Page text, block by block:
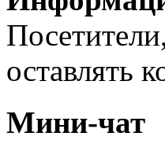
оставлять
Мини-чат